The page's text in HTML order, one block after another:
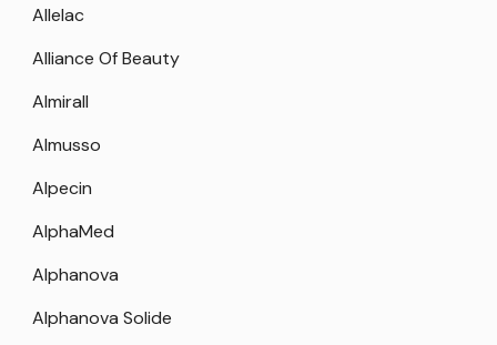
Allelac
Alliance Of Beauty
Almirall
Almusso
Alpecin
AlphaMed
Alphanova
Alphanova Solide